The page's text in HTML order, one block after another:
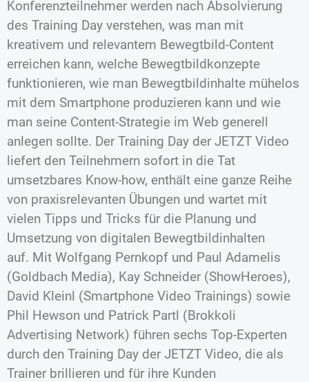
Konferenzteilnehmer werden nach Absolvierung
des Training Day verstehen, was man mit
kreativem und relevantem Bewegtbild-Content
erreichen kann, welche Bewegtbildkonzepte
funktionieren, wie man Bewegtbildinhalte mühelos
mit dem Smartphone produzieren kann und wie
man seine Content-Strategie im Web generell
anlegen sollte. Der Training Day der JETZT Video
liefert den Teilnehmern sofort in die Tat
umsetzbares Know-how, enthält eine ganze Reihe
von praxisrelevanten Übungen und wartet mit
vielen Tipps und Tricks für die Planung und
Umsetzung von digitalen Bewegtbildinhalten
auf. Mit Wolfgang Pernkopf und Paul Adamelis
(Goldbach Media), Kay Schneider (ShowHeroes),
David Kleinl (Smartphone Video Trainings) sowie
Phil Hewson und Patrick Partl (Brokkoli
Advertising Network) führen sechs Top-Experten
durch den Training Day der JETZT Video, die als
Trainer brillieren und für ihre Kunden